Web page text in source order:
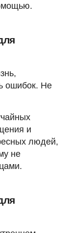
ошибок. Не
и
людей,
не